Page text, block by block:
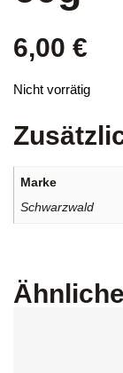
6,00 €
Nicht vorrätig
Marke
Schwarzwald